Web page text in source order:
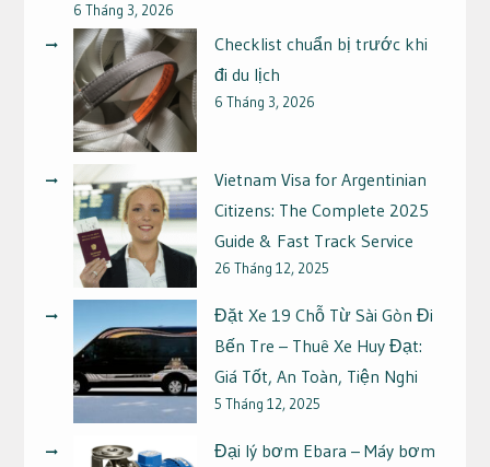
6 Tháng 3, 2026
Checklist chuẩn bị trước khi
đi du lịch
6 Tháng 3, 2026
Vietnam Visa for Argentinian
Citizens: The Complete 2025
Guide & Fast Track Service
26 Tháng 12, 2025
Đặt Xe 19 Chỗ Từ Sài Gòn Đi
Bến Tre – Thuê Xe Huy Đạt:
Giá Tốt, An Toàn, Tiện Nghi
5 Tháng 12, 2025
Đại lý bơm Ebara – Máy bơm